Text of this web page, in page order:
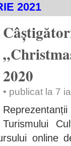
2021
2020
• publicat la 7
Turismului
online